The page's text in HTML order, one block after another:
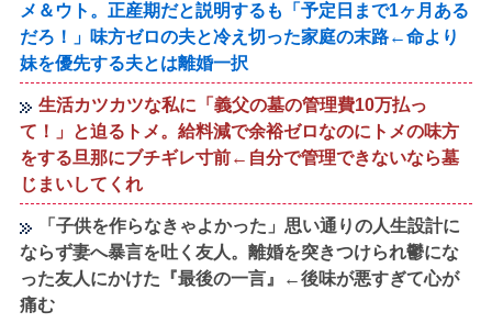
メ＆ウト。正産期だと説明するも「予定日まで1ヶ月ある
だろ！」味方ゼロの夫と冷え切った家庭の末路←命より
妹を優先する夫とは離婚一択
生活カツカツな私に「義父の墓の管理費10万払っ
て！」と迫るトメ。給料減で余裕ゼロなのにトメの味方
をする旦那にブチギレ寸前←自分で管理できないなら墓
じまいしてくれ
「子供を作らなきゃよかった」思い通りの人生設計に
ならず妻へ暴言を吐く友人。離婚を突きつけられ鬱にな
った友人にかけた『最後の一言』←後味が悪すぎて心が
痛む